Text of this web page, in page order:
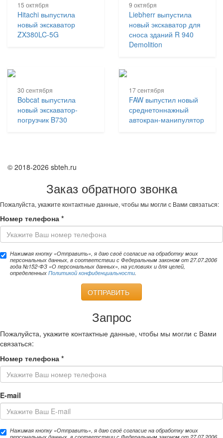
15 октября
Hitachi выпустила
новый экскаватор
ZX380LC-5G
9 октября
Liebherr выпустила
новый экскаватор для
сноса зданий R 940
Demolition
30 сентября
Bobcat выпустила
новый экскаватор-
погрузчик B730
17 сентября
FAW выпустил новый
среднетоннажный
автокран-манипулятор
© 2018-2026 sbteh.ru
Заказ обратного звонка
Пожалуйста, укажите контактные данные, чтобы мы могли с Вами связаться:
Номер телефона *
Нажимая кнопку «Отправить», я даю своё согласие на обработку моих
персональных данных, в соответствии с Федеральным законом от 27.07.2006
года №152-ФЗ «О персональных данных», на условиях и для целей,
определенных Политикой конфиденциальности
ОТПРАВИТЬ
Запрос
Пожалуйста, укажите контактные данные, чтобы мы могли с Вами
связаться:
Номер телефона *
E-mail
Нажимая кнопку «Отправить», я даю своё согласие на обработку моих